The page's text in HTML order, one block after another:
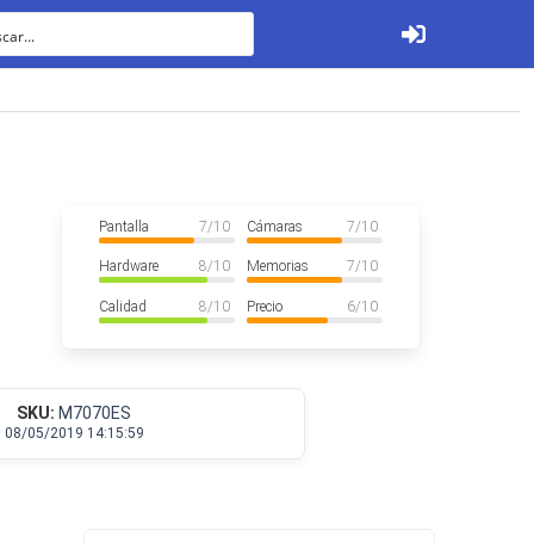
Pantalla 7/ 10 Cámaras 7/ 10
Hardware 8/ 10 Memorias 7/ 10
Calidad 8/ 10 Precio 6/ 10
SKU: M7070ES
08/05/2019 14:15:59